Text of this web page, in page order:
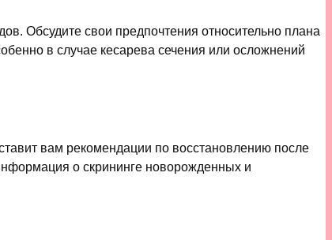
Обсудите свои предпочтения относительно плана
в случае кесарева сечения или осложнений
вам рекомендации по восстановлению после
о скрининге новорожденных и